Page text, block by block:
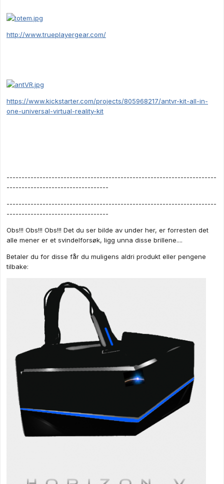
http://www.trueplayergear.com/
https://www.kickstarter.com/projects/805968217/antvr-kit-all-in-
one-universal-virtual-reality-kit
----------------------------------------------------------------------
----------------------------------
----------------------------------------------------------------------
----------------------------------
Obs!!! Obs!!! Obs!!! Det du ser bilde av under her, er forresten det
alle mener er et svindelforsøk, ligg unna disse brillene....
Betaler du for disse får du muligens aldri produkt eller pengene
tilbake: